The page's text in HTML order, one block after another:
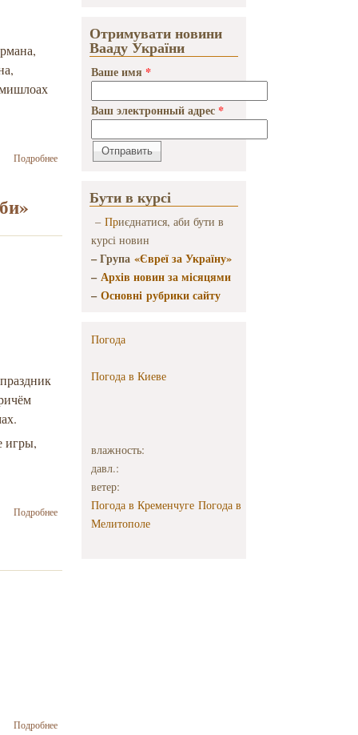
Подробнеео Как
игры,
Подробнеео В
Запорожской
Подробнеео
Отримувати новини
Вааду України
Ваше имя *
Ваш электронный адрес *
Бути в курсі
– Приєднатися, аби бути в
курсі новин
– Група «Євреї за Україну»
–Архів новин за місяцями
–Основні рубрики сайту
Погода
Погода в Киеве
влажность:
давл.:
ветер:
Погода в Кременчуге Погода в
Мелитополе